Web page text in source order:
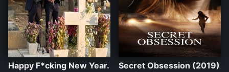
Happy F*cking New Year.
Secret Obsession (2019)